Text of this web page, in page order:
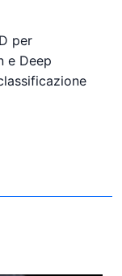
per
e Deep